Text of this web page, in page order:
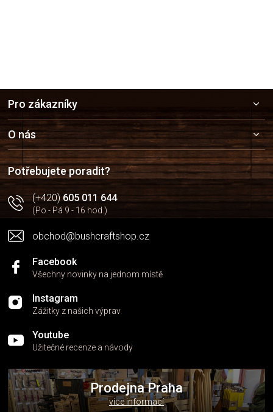
a
t
í
Pro zákazníky
O nás
Potřebujete poradit?
(+420)605 011 644
(Po - Pá 9 - 16 hod.)
obchod@bushcraftshop.cz
Facebook
Všechny novinky na jednom místě
Instagram
Zážitky z našich výprav
Youtube
Užitečné recenze a návody
Prodejna Praha
více informací